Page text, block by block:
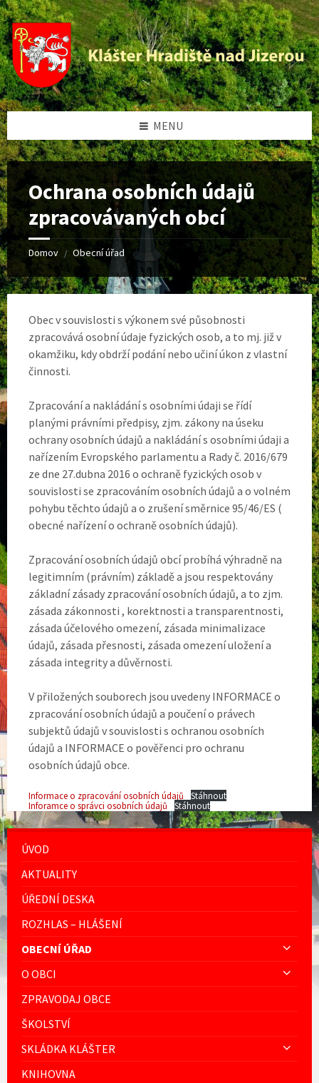
Preskočiť
na
obsah
Přeskočit
levý
panel
Přeskočit
na
patičku
MENU
Ochrana osobních údajů
zpracovávaných obcí
Domov / Obecní úřad
Obec v souvislosti s výkonem své působnosti
zpracovává osobní údaje fyzických osob, a to mj. již v
okamžiku, kdy obdrží podání nebo učiní úkon z vlastní
činnosti.
Zpracování a nakládání s osobními údaji se řídí
planými právními předpisy, zjm. zákony na úseku
ochrany osobních údajů a nakládání s osobními údaji a
nařízením Evropského parlamentu a Rady č. 2016/679
ze dne 27.dubna 2016 o ochraně fyzických osob v
souvislosti se zpracováním osobních údajů a o volném
pohybu těchto údajů a o zrušení směrnice 95/46/ES (
obecné nařízení o ochraně osobních údajů).
Zpracování osobních údajů obcí probíhá výhradně na
legitimním (právním) základě a jsou respektovány
základní zásady zpracování osobních údajů, a to zjm.
zásada zákonnosti , korektnosti a transparentnosti,
zásada účelového omezení, zásada minimalizace
údajů, zásada přesnosti, zásada omezení uložení a
zásada integrity a důvěrnosti.
V přiložených souborech jsou uvedeny INFORMACE o
zpracování osobních údajů a poučení o právech
subjektů údajů v souvislosti s ochranou osobních
údajů a INFORMACE o pověřenci pro ochranu
osobních údajů obce.
Informace o zpracování osobních údajů
Stáhnout
Inforamce o správci osobních údajů
Stáhnout
ÚVOD
AKTUALITY
ÚŘEDNÍ DESKA
ROZHLAS – HLÁŠENÍ
OBECNÍ ÚŘAD
O OBCI
ZPRAVODAJ OBCE
ŠKOLSTVÍ
SKLÁDKA KLÁŠTER
KNIHOVNA